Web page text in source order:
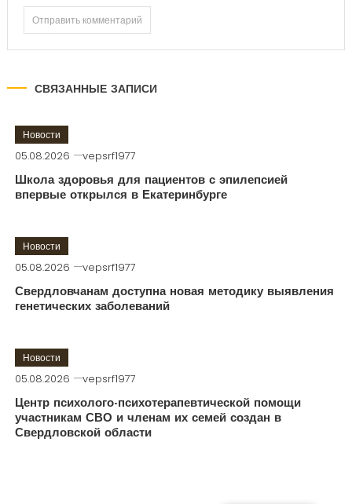
СВЯЗАННЫЕ ЗАПИСИ
Новости
05.08.2026 vepsrf1977
Школа здоровья для пациентов с эпилепсией
впервые открылся в Екатеринбурге
Новости
05.08.2026 vepsrf1977
Свердловчанам доступна новая методику выявления
генетических заболеваний
Новости
05.08.2026 vepsrf1977
Центр психолого-психотерапевтической помощи
участникам СВО и членам их семей создан в
Свердловской области